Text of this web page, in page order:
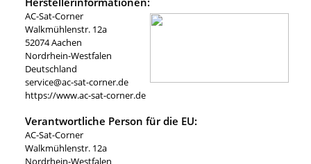
AC-Sat-Corner
Walkmühlenstr. 12a
52074 Aachen
Nordrhein-Westfalen
Deutschland
service@ac-sat-corner.de
https://www.ac-sat-corner.de
Verantwortliche Person für die EU:
AC-Sat-Corner
Walkmühlenstr. 12a
Nordrhein-Westfalen